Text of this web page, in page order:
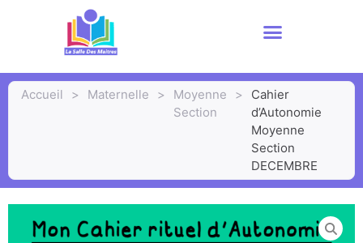
Accueil > Maternelle >
Moyenne
Section
>
Cahier
d’Autonomie
Moyenne
Section
DECEMBRE